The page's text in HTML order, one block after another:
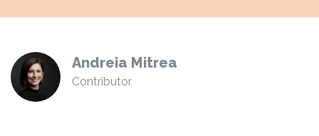
Andreia Mitrea
Contributor